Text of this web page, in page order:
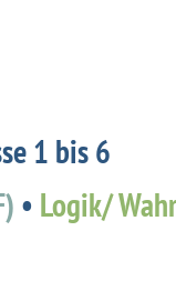
1 bis 6
• Logik/